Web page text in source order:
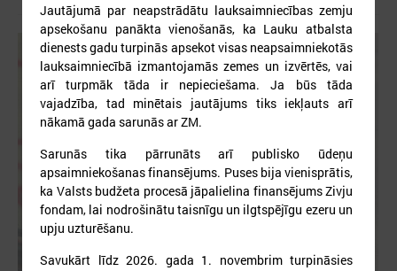
Jautājumā par neapstrādātu lauksaimniecības zemju
apsekošanu panākta vienošanās, ka Lauku atbalsta
dienests gadu turpinās apsekot visas neapsaimniekotās
lauksaimniecībā izmantojamās zemes un izvērtēs, vai
arī turpmāk tāda ir nepieciešama. Ja būs tāda
vajadzība, tad minētais jautājums tiks iekļauts arī
nākamā gada sarunās ar ZM.
Sarunās tika pārrunāts arī publisko ūdeņu
apsaimniekošanas finansējums. Puses bija vienisprātis,
ka Valsts budžeta procesā jāpalielina finansējums Zivju
fondam, lai nodrošinātu taisnīgu un ilgtspējīgu ezeru un
upju uzturēšanu.
Savukārt līdz 2026. gada 1. novembrim turpināsies